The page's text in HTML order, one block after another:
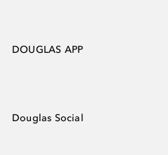
DOUGLAS APP
Douglas Social